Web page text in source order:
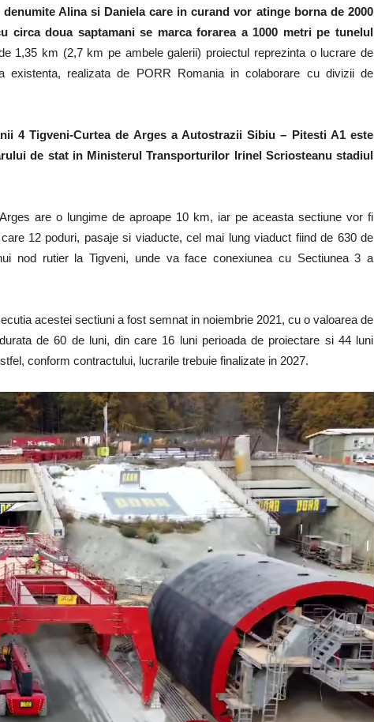
Alina si Daniela care in curand vor atinge borna de 2000
circa doua saptamani se marca forarea a 1000 metri pe tunelul
1,35 km (2,7 km pe ambele galerii) proiectul reprezinta o lucrare de
existenta, realizata de PORR Romania in colaborare cu divizii de
4 Tigveni-Curtea de Arges a Autostrazii Sibiu – Pitesti A1 este
de stat in Ministerul Transporturilor Irinel Scriosteanu stadiul
are o lungime de aproape 10 km, iar pe aceasta sectiune vor fi
12 poduri, pasaje si viaducte, cel mai lung viaduct fiind de 630 de
nod rutier la Tigveni, unde va face conexiunea cu Sectiunea 3 a
acestei sectiuni a fost semnat in noiembrie 2021, cu o valoarea de
de 60 de luni, din care 16 luni perioada de proiectare si 44 luni
conform contractului, lucrarile trebuie finalizate in 2027.